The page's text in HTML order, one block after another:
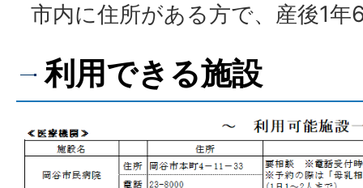
市内に住所がある方で、産後1年
利用できる施設